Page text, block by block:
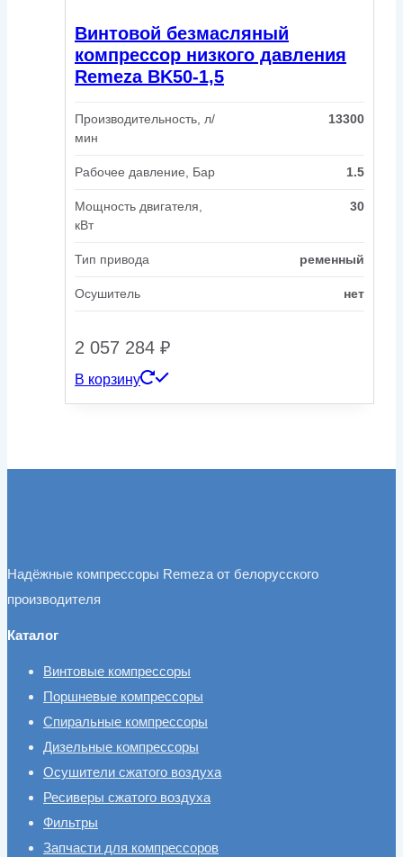
Винтовой безмасляный
компрессор низкого давления
Remeza BK50-1,5
Производительность, л/
мин
13300
Рабочее давление, Бар 1.5
Мощность двигателя,
кВт
30
Тип привода ременный
Осушитель нет
2 057 284 ₽
В корзину
Надёжные компрессоры Remeza от белорусского
производителя
Каталог
Винтовые компрессоры
Поршневые компрессоры
Спиральные компрессоры
Дизельные компрессоры
Осушители сжатого воздуха
Ресиверы сжатого воздуха
Фильтры
Запчасти для компрессоров